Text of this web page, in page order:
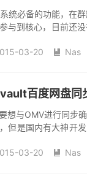
统必备的功能，在
与到核心，目前还
03-20  Nas
百度网盘同
想与OMV进行同步
但是国内有大神开
03-20  Nas